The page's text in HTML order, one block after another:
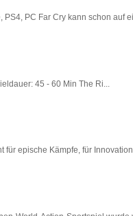
PC Far Cry kann schon auf
45 - 60 Min The Ri...
für epische Kämpfe, für